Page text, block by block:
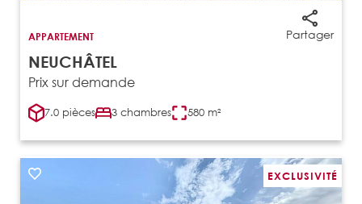
Partager
APPARTEMENT
NEUCHÂTEL
Prix sur demande
7.0 pièces 3 chambres 580 m²
EXCLUSIVITÉ